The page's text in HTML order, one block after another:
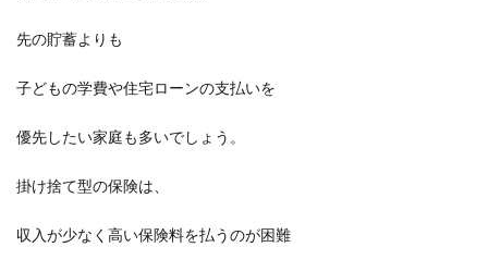
先の貯蓄よりも
子どもの学費や住宅ローンの支払いを
優先したい家庭も多いでしょう。
掛け捨て型の保険は、
収入が少なく高い保険料を払うのが困難